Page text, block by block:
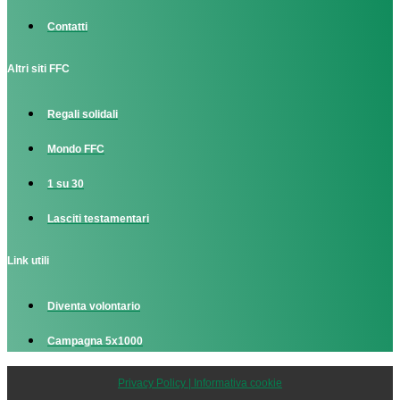
Contatti
Altri siti FFC
Regali solidali
Mondo FFC
1 su 30
Lasciti testamentari
Link utili
Diventa volontario
Campagna 5x1000
Privacy Policy | Informativa cookie